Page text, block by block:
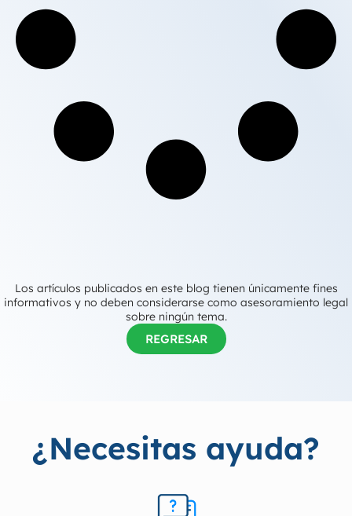
Los artículos publicados en este blog tienen únicamente fines
informativos y no deben considerarse como asesoramiento legal
sobre ningún tema.
REGRESAR
¿Necesitas ayuda?